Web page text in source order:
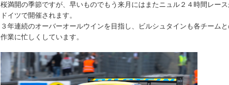
桜満開の季節ですが、早いものでもう来月にはまたニュル２４時間レー
ドイツで開催されます。
３年連続のオーバーオールウインを目指し、ビルシュタインも各チーム
作業に忙しくしています。